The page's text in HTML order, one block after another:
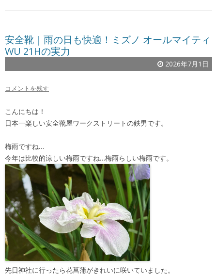
安全靴｜雨の日も快適！ミズノ オールマイティ
WU 21Hの実力
2026年7月1日
コメントを残す
こんにちは！
日本一楽しい安全靴屋ワークストリートの鉄男です。
梅雨ですね…
今年は比較的涼しい梅雨ですね…梅雨らしい梅雨です。
先日神社に行ったら花菖蒲がきれいに咲いていました。